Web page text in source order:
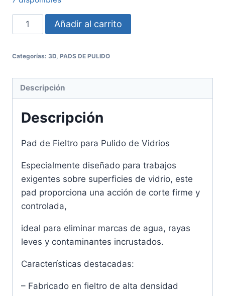
Añadir al carrito
Categorías: 3D PADS DE PULIDO
Descripción
Descripción
Pad de Fieltro para Pulido de Vidrios
Especialmente diseñado para trabajos
exigentes sobre superficies de vidrio, este
pad proporciona una acción de corte firme y
controlada,
ideal para eliminar marcas de agua, rayas
leves y contaminantes incrustados.
Características destacadas:
– Fabricado en fieltro de alta densidad